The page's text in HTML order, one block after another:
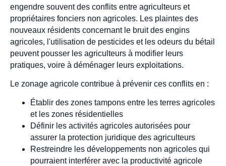
engendre souvent des conflits entre agriculteurs et
propriétaires fonciers non agricoles. Les plaintes des
nouveaux résidents concernant le bruit des engins
agricoles, l'utilisation de pesticides et les odeurs du bétail
peuvent pousser les agriculteurs à modifier leurs
pratiques, voire à déménager leurs exploitations.
Le zonage agricole contribue à prévenir ces conflits en :
Établir des zones tampons entre les terres agricoles
et les zones résidentielles
Définir les activités agricoles autorisées pour
assurer la protection juridique des agriculteurs
Restreindre les développements non agricoles qui
pourraient interférer avec la productivité agricole